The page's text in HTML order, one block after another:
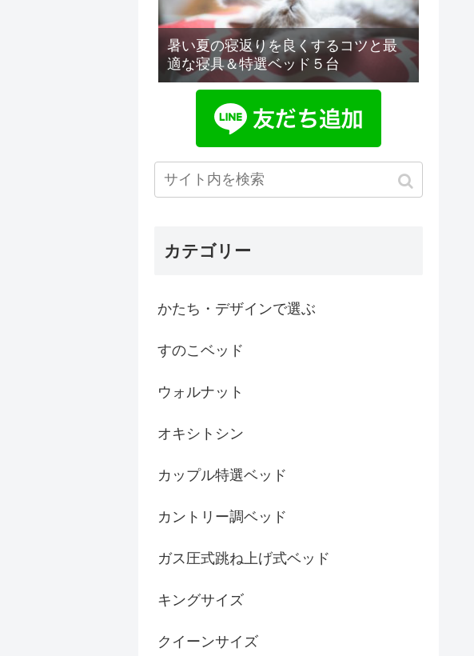
暑い夏の寝返りを良くするコツと最
適な寝具＆特選ベッド５台
カテゴリー
かたち・デザインで選ぶ
すのこベッド
ウォルナット
オキシトシン
カップル特選ベッド
カントリー調ベッド
ガス圧式跳ね上げ式ベッド
キングサイズ
クイーンサイズ